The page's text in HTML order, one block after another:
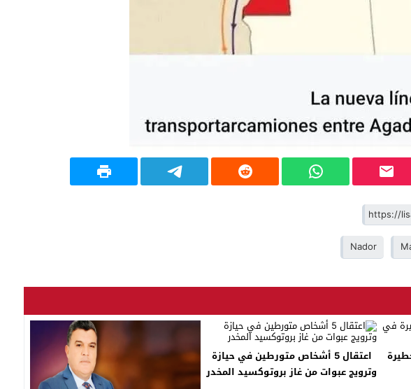
Nador
اعتقال 5 أشخاص متورطين في حيازة
وترويج عبوات من غاز بروتوكسيد المخدر